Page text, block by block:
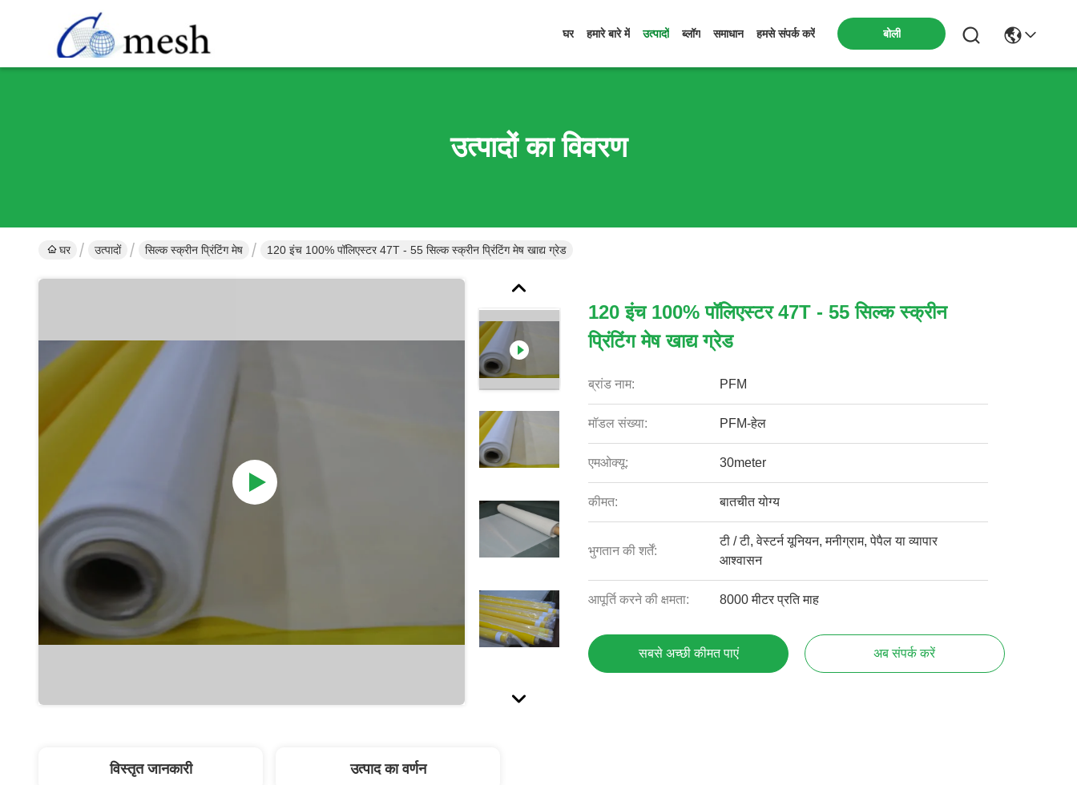
घर हमारे बारे में उत्पादों ब्लॉग समाधान हमसे संपर्क करें बोली
उत्पादों का विवरण
घर उत्पादों सिल्क स्क्रीन प्रिंटिंग मेष 120 इंच 100% पॉलिएस्टर 47T - 55 सिल्क स्क्रीन प्रिंटिंग मेष खाद्य ग्रेड
120 इंच 100% पॉलिएस्टर 47T - 55 सिल्क स्क्रीन
प्रिंटिंग मेष खाद्य ग्रेड
ब्रांड नाम: PFM
मॉडल संख्या: PFM-हेल
एमओक्यू: 30meter
कीमत: बातचीत योग्य
भुगतान की शर्तें:
टी / टी, वेस्टर्न यूनियन, मनीग्राम, पेपैल या व्यापार
आश्वासन
आपूर्ति करने की क्षमता: 8000 मीटर प्रति माह
सबसे अच्छी कीमत पाएं अब संपर्क करें
विस्तृत जानकारी उत्पाद का वर्णन